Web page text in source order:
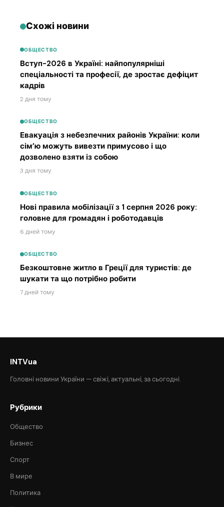
Схожі новини
ОБЩЕСТВО
Вступ-2026 в Україні: найпопулярніші
спеціальності та професії, де зростає дефіцит
кадрів
2 дня тому
ОБЩЕСТВО
Евакуація з небезпечних районів України: коли
сім’ю можуть вивезти примусово і що
дозволено взяти із собою
3 дня тому
ОБЩЕСТВО
Нові правила мобілізації з 1 серпня 2026 року:
головне для громадян і роботодавців
6 дней тому
ОБЩЕСТВО
Безкоштовне житло в Греції для туристів: де
шукати та що потрібно робити
7 дней тому
INTVua
Головні новини України — свіжі, актуальні, за сьогодні.
Рубрики
Общество
Бизнес
Спорт
В мире
Политика